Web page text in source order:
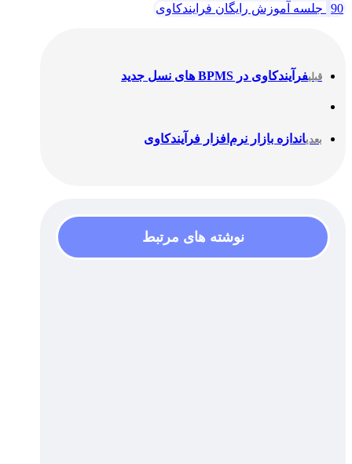
90 جلسه آموزش رایگان فرایندکاوی
قبلیفرآیندکاوی در BPMS های نسل جدید
بعدیاندازه بازار نرم‌افزار فرآیند‌کاوی
نوشته های مرتبط